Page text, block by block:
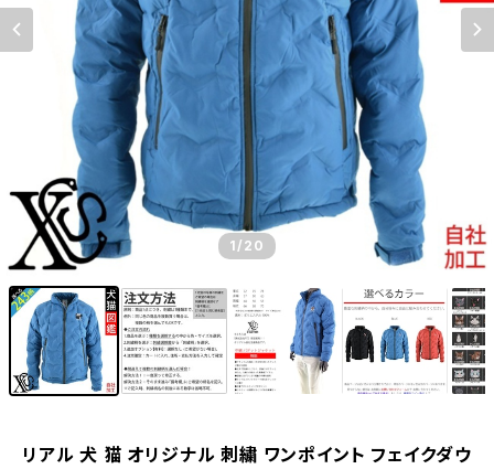
1 /20
リアル 犬 猫 オリジナル 刺繍 ワンポイント フェイクダウ